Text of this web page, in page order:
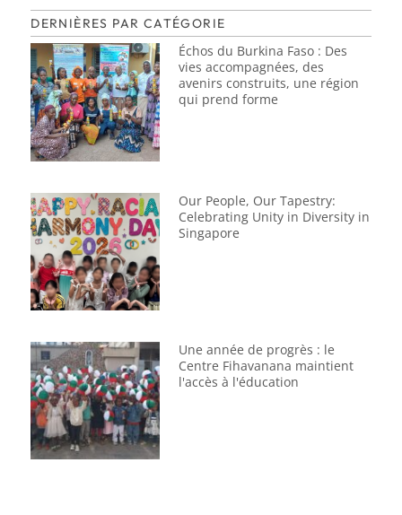
DERNIÈRES PAR CATÉGORIE
Échos du Burkina Faso : Des
vies accompagnées, des
avenirs construits, une région
qui prend forme
Our People, Our Tapestry:
Celebrating Unity in Diversity in
Singapore
Une année de progrès : le
Centre Fihavanana maintient
l'accès à l'éducation